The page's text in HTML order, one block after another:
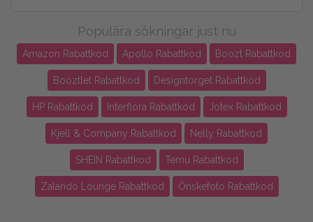
Populära sökningar just nu
Amazon Rabattkod Apollo Rabattkod Boozt Rabattkod
Booztlet Rabattkod Designtorget Rabattkod
HP Rabattkod Interflora Rabattkod Jotex Rabattkod
Kjell & Company Rabattkod Nelly Rabattkod
SHEIN Rabattkod Temu Rabattkod
Zalando Lounge Rabattkod Önskefoto Rabattkod